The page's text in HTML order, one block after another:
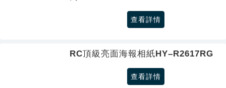
查看詳情
RC頂級亮面海報相紙HY–R2617RG
查看詳情